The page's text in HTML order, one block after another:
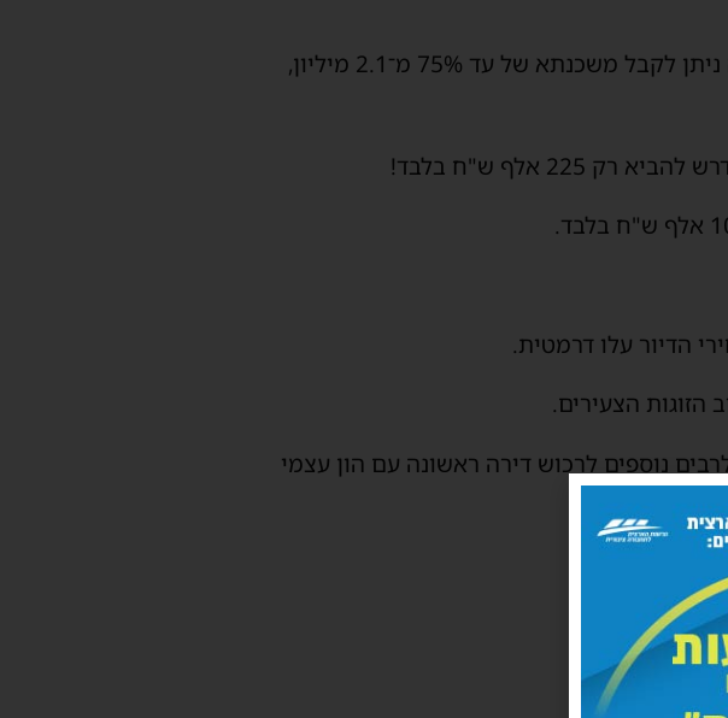
לדוגמה: אם מחיר החוזה הוא 1.8 מיליון ש"ח, לפי הנוסחה החדשה ניתן לקבל משכנתא של עד 75% מ־2.1 מיליון,
הצעירים.
נוספים לרכוש דירה ראשונה עם הון עצמי